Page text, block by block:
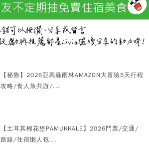
【祕魯】2026亞馬遜雨林AMAZON大冒險5天行程
攻略/食人魚共游/...
【土耳其棉花堡PAMUKKALE】2026門票/交通/
路線/住宿懶人包...